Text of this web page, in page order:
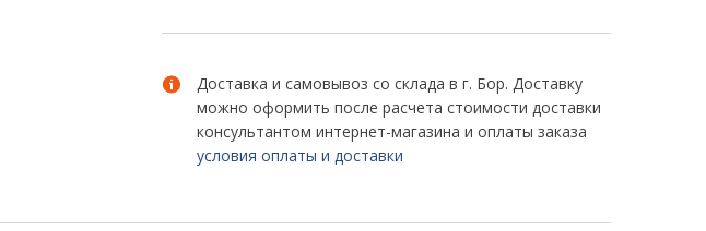
Доставка и самовывоз со склада в г. Бор. Доставку
можно оформить после расчета стоимости доставки
консультантом интернет-магазина и оплаты заказа
условия оплаты и доставки